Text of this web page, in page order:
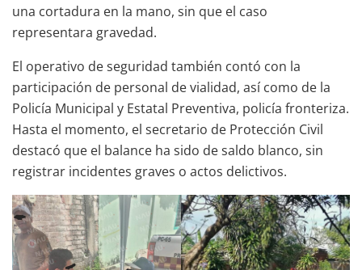
una cortadura en la mano, sin que el caso
representara gravedad.
El operativo de seguridad también contó con la
participación de personal de vialidad, así como de la
Policía Municipal y Estatal Preventiva, policía fronteriza.
Hasta el momento, el secretario de Protección Civil
destacó que el balance ha sido de saldo blanco, sin
registrar incidentes graves o actos delictivos.